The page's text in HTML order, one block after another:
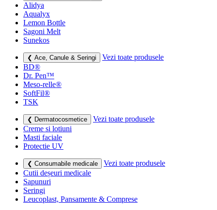
Alidya
Aqualyx
Lemon Bottle
Sagoni Melt
Sunekos
❮ Ace, Canule & Seringi
Vezi toate produsele
BD®
Dr. Pen™
Meso-relle®
SoftFil®
TSK
❮ Dermatocosmetice
Vezi toate produsele
Creme si lotiuni
Masti faciale
Protectie UV
❮ Consumabile medicale
Vezi toate produsele
Cutii deșeuri medicale
Sapunuri
Seringi
Leucoplast, Pansamente & Comprese